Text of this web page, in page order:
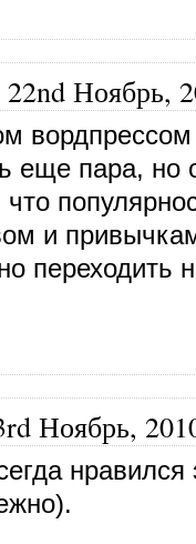
22nd Ноябрь,
еще пара, но
и
переходить
Ноябрь,
нравился